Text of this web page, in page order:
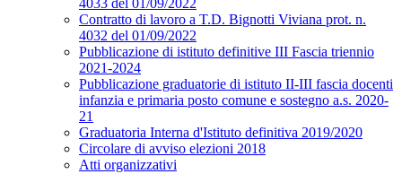
4033 del 01/09/2022
Contratto di lavoro a T.D. Bignotti Viviana prot. n.
4032 del 01/09/2022
Pubblicazione di istituto definitive III Fascia triennio
2021-2024
Pubblicazione graduatorie di istituto II-III fascia docenti
infanzia e primaria posto comune e sostegno a.s. 2020-
21
Graduatoria Interna d'Istituto definitiva 2019/2020
Circolare di avviso elezioni 2018
Atti organizzativi